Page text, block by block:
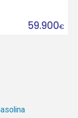
59.900€